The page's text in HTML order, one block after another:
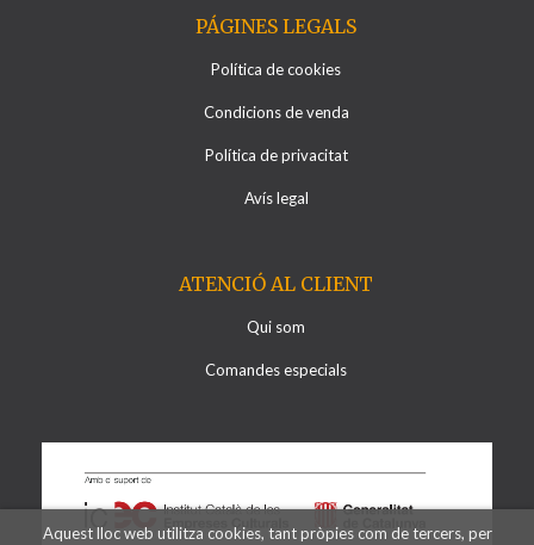
PÁGINES LEGALS
Política de cookies
Condicions de venda
Política de privacitat
Avís legal
ATENCIÓ AL CLIENT
Qui som
Comandes especials
Aquest lloc web utilitza cookies, tant pròpies com de tercers, per